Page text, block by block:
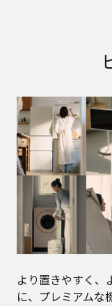
より置きやすく、
に、プレミアムな